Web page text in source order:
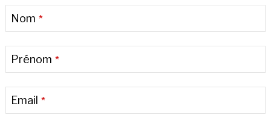
Nom *
Prénom *
Email *